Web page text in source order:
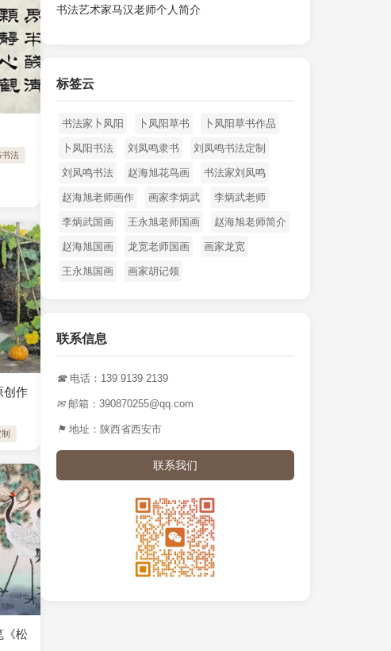
法
创作
《松
书法艺术家马汉老师个人简介
标签云
书法家卜凤阳 卜凤阳草书 卜凤阳草书作品
卜凤阳书法 刘凤鸣隶书 刘凤鸣书法定制
刘凤鸣书法 赵海旭花鸟画 书法家刘凤鸣
赵海旭老师画作 画家李炳武 李炳武老师
李炳武国画 王永旭老师国画 赵海旭老师简介
赵海旭国画 龙宽老师国画 画家龙宽
王永旭国画 画家胡记领
联系信息
☎电话：139 9139 2139
✉邮箱：390870255@qq.com
⚑ 地址：陕西省西安市
联系我们